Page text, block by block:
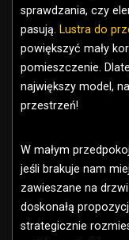
sprawdzania, czy
pasują. Lustra do
powiększyć mały
pomieszczenie.
największy model,
przestrzeń!
W małym
jeśli brakuje nam
zawieszane na
doskonałą
strategicznie